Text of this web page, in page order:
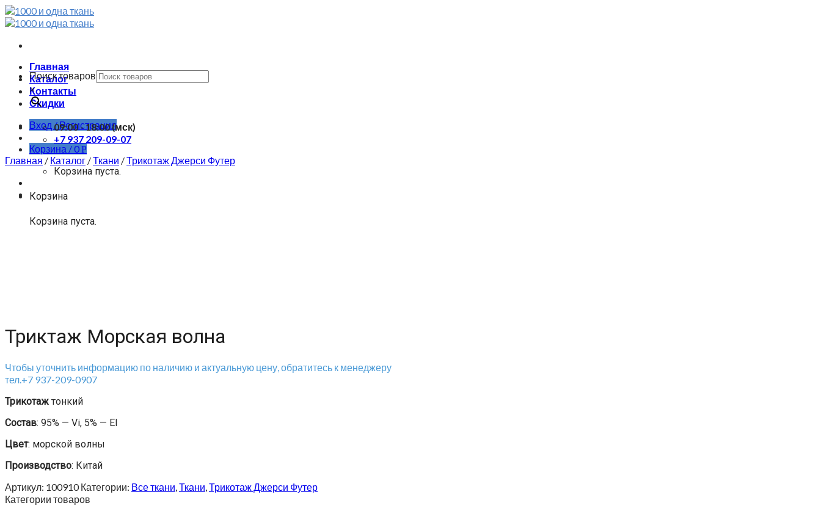
Skip
to
Главная
Каталог
Контакты
Скидки
Вход / Регистрация
Корзина /0Р
Корзина пуста.
Корзина
Корзина пуста.
Поиск товаров
×
09:00 - 18:00 (мск)
+7 937 209-09-07
Главная / Каталог /Ткани /Трикотаж Джерси Футер
Триктаж Морская волна
Чтобы уточнить информацию по наличию и актуальную цену, обратитесь к менеджеру
тел.+7 937-209-0907
Трикотаж тонкий
Состав: 95% — Vi, 5% — El
Цвет: морской волны
Производство: Китай
Артикул: 100910 Категории: Все ткани,Ткани,Трикотаж Джерси Футер
Категории товаров